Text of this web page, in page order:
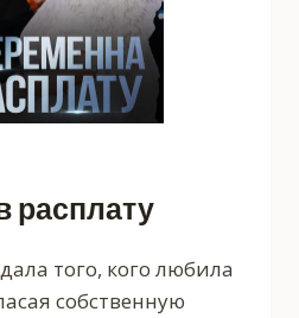
расплату
того, кого любила
собственную